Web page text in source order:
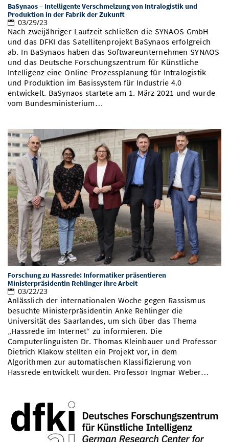
Vom Studium in den Beruf
Study Scheduler
Bibliothek
Open Science/Open Access
Start-ups
IT-Themenabend
Ranking
Zahlen & Fakten
Preise, Auszeichnungen und Förderungen
Kontakt
SIC Merchandise
SIC Podcast
Anfahrt
AnsprechpartnerInnen, Personen, Forschungsgruppen
Termine, Vorträge und Veranstaltungen
Alumni
BaSynaos – Intelligente Verschmelzung von Intralogistik und
Produktion in der Fabrik der Zukunft
03/29/23
Nach zweijähriger Laufzeit schließen die SYNAOS GmbH
und das DFKI das Satellitenprojekt BaSynaos erfolgreich
ab. In BaSynaos haben das Softwareunternehmen SYNAOS
und das Deutsche Forschungszentrum für Künstliche
Intelligenz eine Online-Prozessplanung für Intralogistik
und Produktion im Basissystem für Industrie 4.0
entwickelt. BaSynaos startete am 1. März 2021 und wurde
vom Bundesministerium…
Forschung zu Hassrede: Informatiker präsentieren
Ministerpräsidentin Rehlinger ihre Arbeit
03/22/23
Anlässlich der internationalen Woche gegen Rassismus
besuchte Ministerpräsidentin Anke Rehlinger die
Universität des Saarlandes, um sich über das Thema
„Hassrede im Internet“ zu informieren. Die
Computerlinguisten Dr. Thomas Kleinbauer und Professor
Dietrich Klakow stellten ein Projekt vor, in dem
Algorithmen zur automatischen Klassifizierung von
Hassrede entwickelt wurden. Professor Ingmar Weber…